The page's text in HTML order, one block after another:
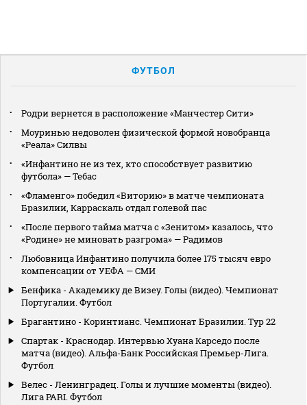
ФУТБОЛ
Родри вернется в расположение «Манчестер Сити»
Моуринью недоволен физической формой новобранца
«Реала» Силвы
«Инфантино не из тех, кто способствует развитию
футбола» — Тебас
«Фламенго» победил «Виторию» в матче чемпионата
Бразилии, Карраскаль отдал голевой пас
«После первого тайма матча с «Зенитом» казалось, что
«Родине» не миновать разгрома» — Радимов
Любовница Инфантино получила более 175 тысяч евро
компенсации от УЕФА — СМИ
Бенфика - Академику де Визеу. Голы (видео). Чемпионат
Португалии. Футбол
Брагантино - Коринтианс. Чемпионат Бразилии. Тур 22
Спартак - Краснодар. Интервью Хуана Карседо после
матча (видео). Альфа-Банк Российская Премьер-Лига.
Футбол
Велес - Ленинградец. Голы и лучшие моменты (видео).
Лига PARI. Футбол